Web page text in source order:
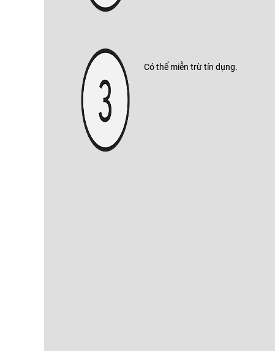
Có thể miễn trừ tín dụng.